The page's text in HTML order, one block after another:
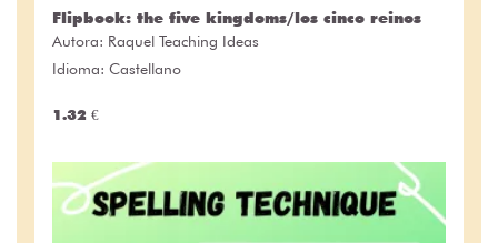
Flipbook: the five kingdoms/los cinco reinos
Autora: Raquel Teaching Ideas
Idioma: Castellano
1.32 €